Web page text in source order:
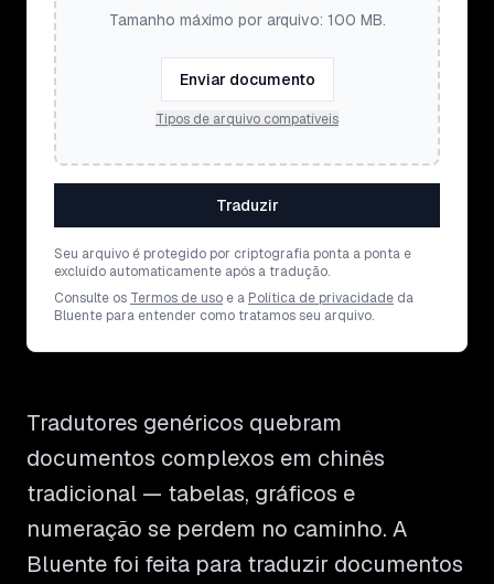
Tamanho máximo por arquivo: 100 MB.
Enviar documento
Tipos de arquivo compatíveis
Traduzir
Seu arquivo é protegido por criptografia ponta a ponta e
excluído automaticamente após a tradução.
Consulte os Termos de uso e a Política de privacidade da
Bluente para entender como tratamos seu arquivo.
Tradutores genéricos quebram
documentos complexos em chinês
tradicional — tabelas, gráficos e
numeração se perdem no caminho. A
Bluente foi feita para traduzir documentos